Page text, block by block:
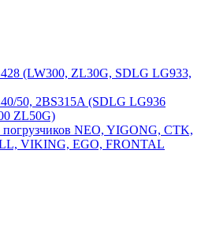
(LW300, ZL30G, SDLG LG933,
2BS315A (SDLG LG936
ZL50G)
погрузчиков NEO, YIGONG, CTK,
VIKING, EGO, FRONTAL